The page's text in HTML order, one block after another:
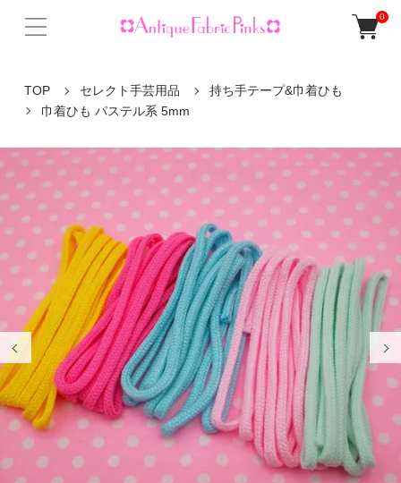
0
TOP セレクト手芸用品
持ち手テープ&巾着ひも
巾着ひも パステル系 5mm